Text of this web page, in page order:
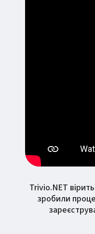
Trivio.NET
зробили